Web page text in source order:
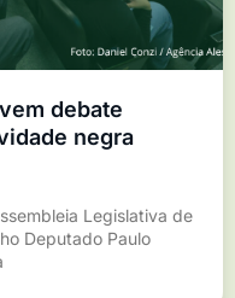
debate
negra
Legislativa de
Deputado Paulo